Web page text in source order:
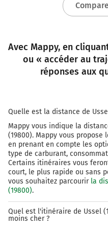
Avec Mappy, en
ou « accéder au
réponses aux
Quelle est la distance de
Mappy vous indique la
(19800). Mappy vous
en prenant en compte les
type de carburant,
Certains itinéraires vous
court, le plus rapide ou sans
vous souhaitez parcourir la
(19800).
Quel est l'itinéraire de Ussel
moins cher ?